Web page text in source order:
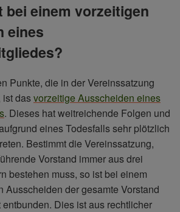
bei einem vorzeitigen
eines
Punkte, die in der Vereinssatzung
ist dasvorzeitige Ausscheiden eines
. Dieses hat weitreichende Folgen und
eines Todesfalls sehr plötzlich
Bestimmt die Vereinssatzung,
Vorstand immer aus drei
bestehen muss, so ist bei einem
Ausscheiden der gesamte Vorstand
Dies ist aus rechtlicher